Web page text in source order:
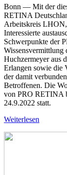
Bonn — Mit der
RETINA
Arbeitskreis
Interessierte
Schwerpunkte der
Huchzermeyer aus
Erlangen sowie die
der damit
Betroffenen. Die
von PRO RETINA
24.9.2022 statt.
Weiterlesen